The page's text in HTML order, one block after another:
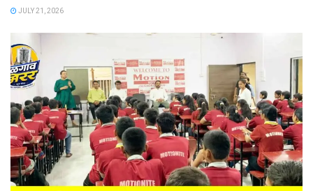
JULY 21, 2026